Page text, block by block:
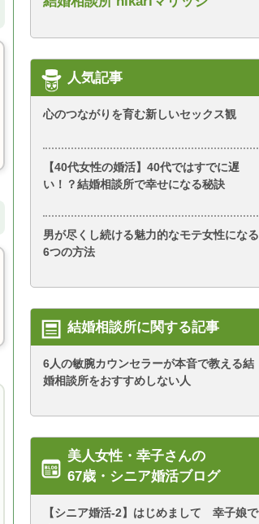
人気記事
心のつながりを育む新しいセックス観
【40代女性の婚活】40代ではすでに遅
い！？結婚相談所で幸せになる秘訣
男が尽くし続ける魅力的なモテ女性になる
6つの方法
結婚相談所に関する記事
6人の敏腕カウンセラーが本音で教える結
婚相談所をおすすめしない人
美人女性・幸子さんの
67歳・シニア婚活ブログ
【シニア婚活-2】はじめまして 幸子娘で